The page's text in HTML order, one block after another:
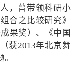
，曾带领科研小
合之比较研究》
果奖）、《中国
获2013年北京舞